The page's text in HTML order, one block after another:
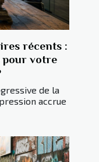
récents :
pour votre
de la
accrue